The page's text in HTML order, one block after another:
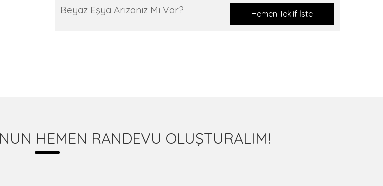
Beyaz Eşya Arızanız Mı Var? Hemen Teklif İste
HEMEN RANDEVU OLUŞTURALIM!